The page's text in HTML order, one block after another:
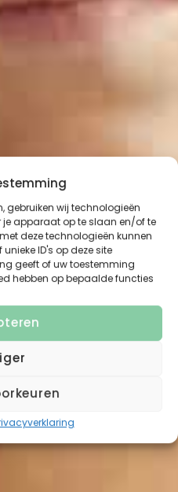
gebruiken wij technologieën
apparaat op te slaan en/of te
deze technologieën kunnen
ID's op deze site
geeft of uw toestemming
hebben op bepaalde functies